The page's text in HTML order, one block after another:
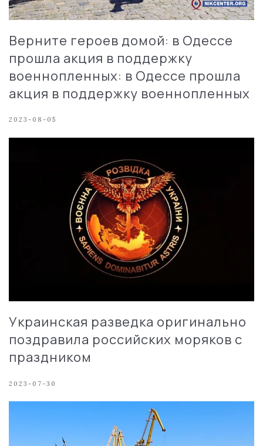
Верните героев домой: в Одессе
прошла акция в поддержку
военнопленных: в Одессе прошла
акция в поддержку военнопленных
2023-08-05
Украинская разведка оригинально
поздравила российских моряков с
праздником
2023-07-30